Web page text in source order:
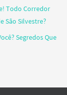
Todo Corredor
São Silvestre?
Segredos Que